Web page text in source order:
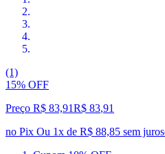
(1)
15% OFF
Preço R$ 83,91R$ 83,91
no Pix Ou 1x de R$ 88,85 sem juros